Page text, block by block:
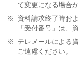
て変更になる場合
※
資料請求終了時お
「受付番号」は、
※
テレメールによる
ご遠慮ください。